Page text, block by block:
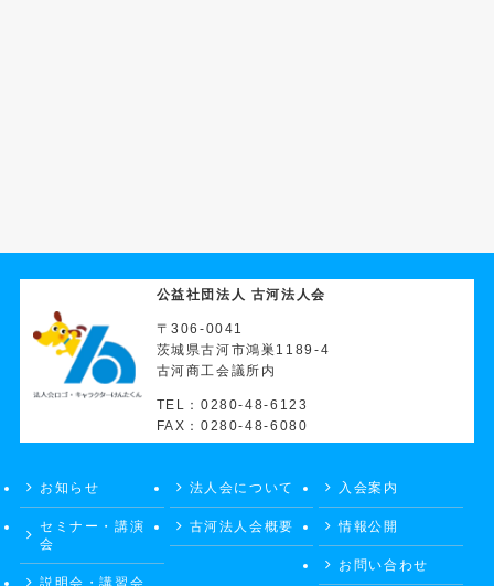
公益社団法人 古河法人会
〒306-0041
茨城県古河市鴻巣1189-4
古河商工会議所内
TEL：0280-48-6123
FAX：0280-48-6080
お知らせ
セミナー・講演
会
法人会について
古河法人会概要
入会案内
情報公開
お問い合わせ